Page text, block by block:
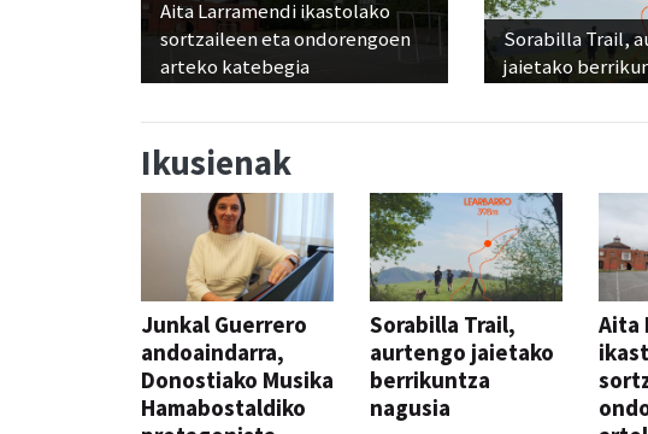
Aita Larramendi ikastolako
sortzaileen eta ondorengoen
arteko katebegia
Sorabilla Trail,
jaietako
Ikusienak
Junkal Guerrero
andoaindarra,
Donostiako Musika
Hamabostaldiko
Sorabilla Trail,
aurtengo jaietako
berrikuntza
nagusia
Aita